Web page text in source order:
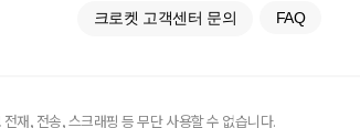
크로켓 고객센터 문의 FAQ
재, 전송, 스크래핑 등 무단 사용할 수 없습니다.